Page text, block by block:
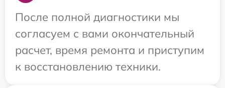
После полной диагностики мы
согласуем с вами окончательный
расчет, время ремонта и приступим
к восстановлению техники.